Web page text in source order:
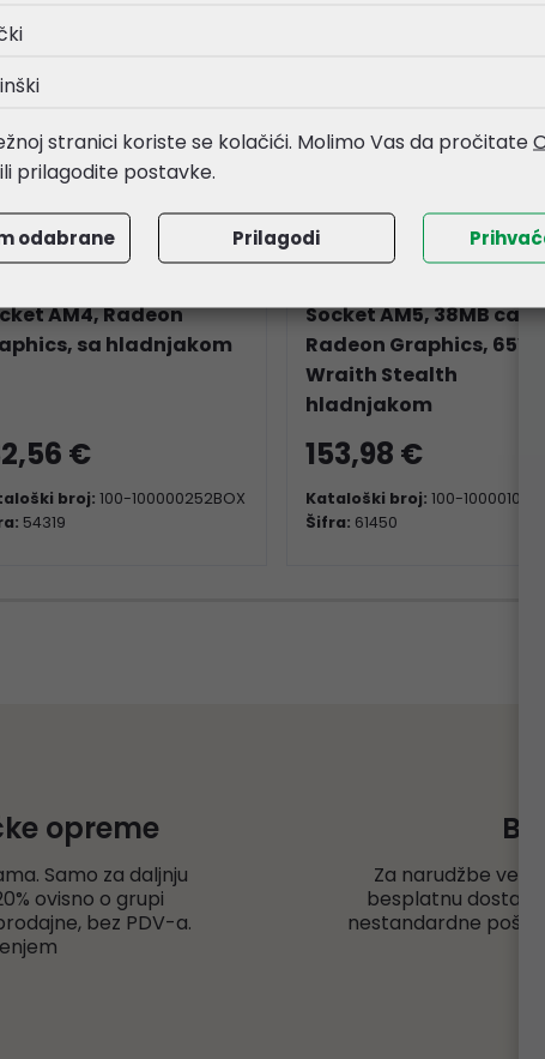
Ryzen 5 5600G
AM4, Radeon
sa hladnjakom
€
broj: 100-100000252BOX
54319
AMD Ryzen 5 7600 -
Socket AM5, 38MB
Radeon Graphics, 65W, s
Wraith Stealth
hladnjakom
153,98 €
Kataloški broj: 100-
Šifra: 61450
opreme
Samo za daljnju
ovisno o grupi
bez PDV-a.
Za narudžbe
besplatnu dostavu
nestandardne
stranici koriste se kolačići. Molimo Vas da pročitate
ili prilagodite postavke.
odabrane Prilagodi